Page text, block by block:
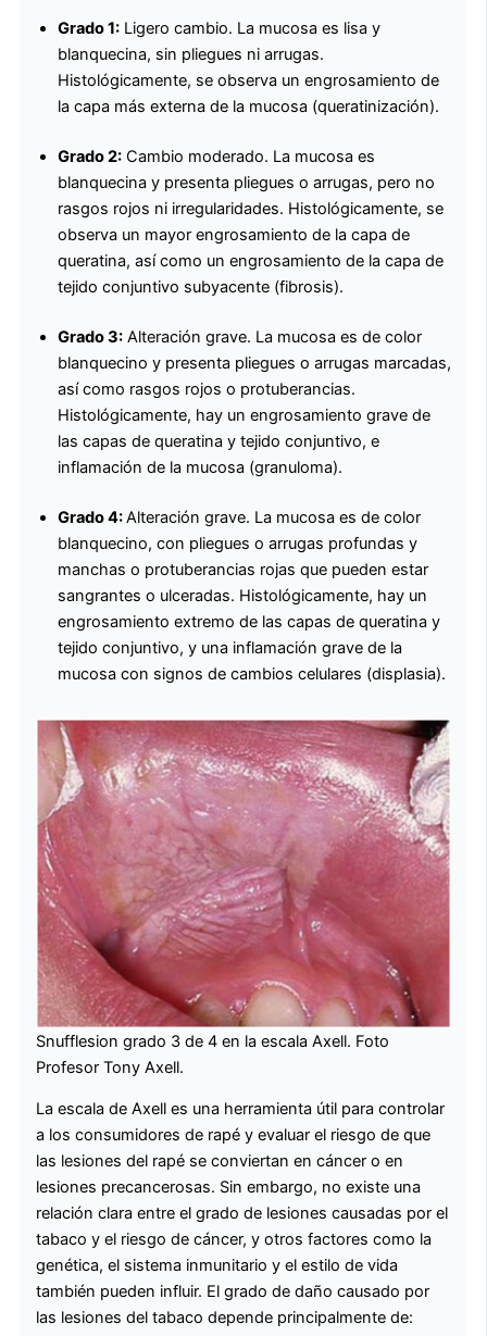
Grado 1:Ligero cambio. La mucosa es lisa y
blanquecina, sin pliegues ni arrugas.
Histológicamente, se observa un engrosamiento de
la capa más externa de la mucosa (queratinización).
Grado 2:Cambio moderado. La mucosa es
blanquecina y presenta pliegues o arrugas, pero no
rasgos rojos ni irregularidades. Histológicamente, se
observa un mayor engrosamiento de la capa de
queratina, así como un engrosamiento de la capa de
tejido conjuntivo subyacente (fibrosis).
Grado 3:Alteración grave. La mucosa es de color
blanquecino y presenta pliegues o arrugas marcadas,
así como rasgos rojos o protuberancias.
Histológicamente, hay un engrosamiento grave de
las capas de queratina y tejido conjuntivo, e
inflamación de la mucosa (granuloma).
Grado 4:Alteración grave. La mucosa es de color
blanquecino, con pliegues o arrugas profundas y
manchas o protuberancias rojas que pueden estar
sangrantes o ulceradas. Histológicamente, hay un
engrosamiento extremo de las capas de queratina y
tejido conjuntivo, y una inflamación grave de la
mucosa con signos de cambios celulares (displasia).
Snufflesion grado 3 de 4 en la escala Axell. Foto
Profesor Tony Axell.
La escala de Axell es una herramienta útil para controlar
a los consumidores de rapé y evaluar el riesgo de que
las lesiones del rapé se conviertan en cáncer o en
lesiones precancerosas. Sin embargo, no existe una
relación clara entre el grado de lesiones causadas por el
tabaco y el riesgo de cáncer, y otros factores como la
genética, el sistema inmunitario y el estilo de vida
también pueden influir. El grado de daño causado por
las lesiones del tabaco depende principalmente de: